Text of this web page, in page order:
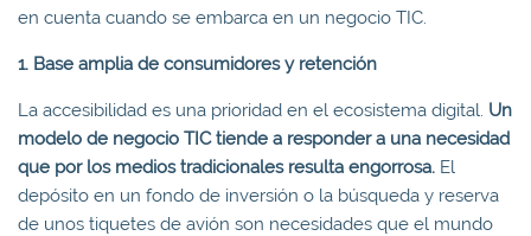
en cuenta cuando se embarca en un negocio TIC.
1. Base amplia de consumidores y retención
La accesibilidad es una prioridad en el ecosistema digital. Un
modelo de negocio TIC tiende a responder a una necesidad
que por los medios tradicionales resulta engorrosa. El
depósito en un fondo de inversión o la búsqueda y reserva
de unos tiquetes de avión son necesidades que el mundo